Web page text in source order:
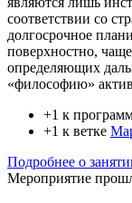
соответствии со
долгосрочное
поверхностно,
определяющих
«философию»
+1 к
+1 к ветке
Подробнее о
Мероприятие